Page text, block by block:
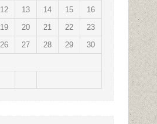
12 13 14 15
16
19 20 21 22
23
26 27 28 29
30